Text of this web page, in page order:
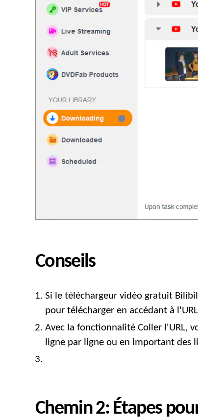
Conseils
Si le téléchargeur vidéo gratuit
pour télécharger en accédant à
Avec la fonctionnalité Coller l'URL,
ligne par ligne ou en important des
Chemin 2: Étapes